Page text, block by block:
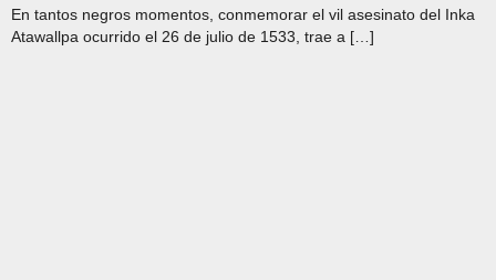
En tantos negros momentos, conmemorar el vil asesinato del Inka
Atawallpa ocurrido el 26 de julio de 1533, trae a […]